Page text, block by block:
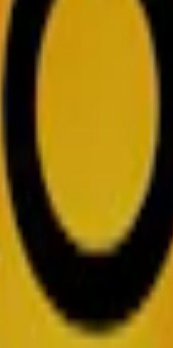
utan att kännas för stark.
mg och innehåller 4,2 mg
och styrkor, där just denna variant